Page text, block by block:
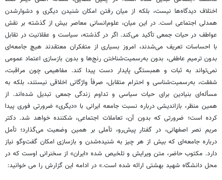
اختلاف دیدگاه‌ها نیست، بلکه از میان رفتن امکان شنیدن دیگری و دشوارشدن
همدلی اجتماعی است. در این میان، علوم‌انسانی معاصر بیش از گذشته بر نقش
عواطف در حیات جمعی تأکید می‌کند. اگر در گذشته، سیاست و عقلانیت در تقابل
با احساسات تعریف می‌شدند، امروز بسیاری از متفکران معتقدند هیچ جامعه‌ای
بدون ترمیم عاطفی، بدون به‌رسمیت‌شناختن رنج‌ها و بدون بازسازی اعتماد عمومی
نمی‌تواند به ثبات و همبستگی پایدار دست پیدا کند. مفاهیمی چون مراقبت،
شفقت، به‌رسمیت‌شناسی و احترام متقابل، صرفاً واژگانی اخلاقی نیستند، بلکه به
مسأله‌ای بنیادین برای حیات سیاسی و تداوم زندگی جمعی تبدیل شده‌اند. از
همین منظر، بازاندیشی درباره نسبت جامعه ایرانی با «دیگری» ضرورتی فوری پیدا
کرده است؛ ضرورتی که بدون آن، تعاملات اجتماعی، شکننده‌ خواهد شد. دکتر
مریم نصر اصفهانی، در گفتار پیش‌رو، تأملی بر همین وضعیت می‌گذارد؛ تأمل
درباره جامعه‌ای که بیش از هر چیز به شنیده‌شدن و بازسازی امکان گفت‌وگو نیاز
دارد. مکتوب حاضر، متن ویرایش و تلخیص شده «ایران» از سخنرانی اوست که در
محل دانشگاه شهید بهشتی ارائه شده است.» در ادامه این گزارش را می خوانید: